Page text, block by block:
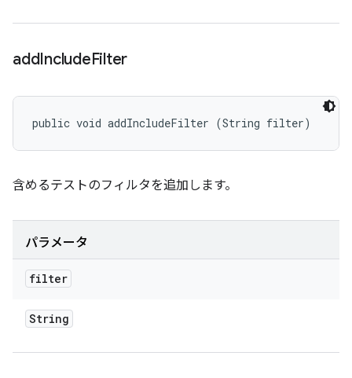
addIncludeFilter
public void addIncludeFilter (String filter)
含めるテストのフィルタを追加します。
パラメータ
filter
String